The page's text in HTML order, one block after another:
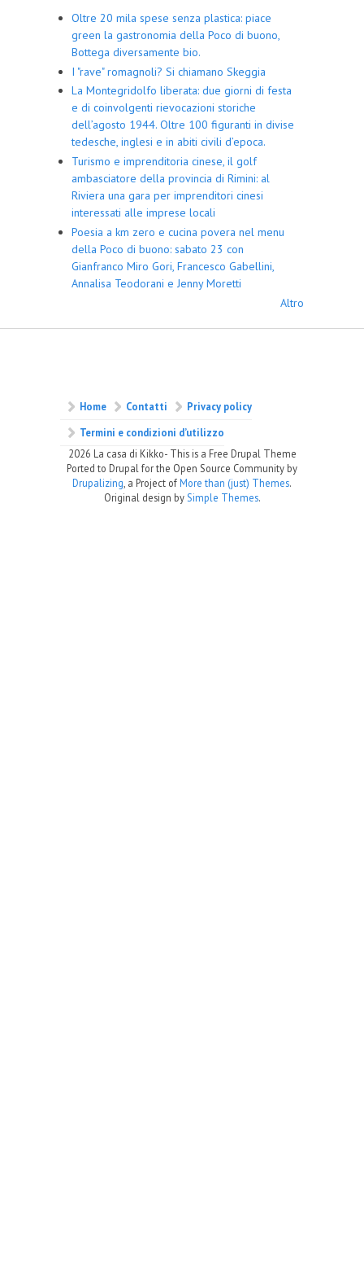
Oltre 20 mila spese senza plastica: piace
green la gastronomia della Poco di buono,
Bottega diversamente bio.
I "rave" romagnoli? Si chiamano Skeggia
La Montegridolfo liberata: due giorni di festa
e di coinvolgenti rievocazioni storiche
dell’agosto 1944. Oltre 100 figuranti in divise
tedesche, inglesi e in abiti civili d’epoca.
Turismo e imprenditoria cinese, il golf
ambasciatore della provincia di Rimini: al
Riviera una gara per imprenditori cinesi
interessati alle imprese locali
Poesia a km zero e cucina povera nel menu
della Poco di buono: sabato 23 con
Gianfranco Miro Gori, Francesco Gabellini,
Annalisa Teodorani e Jenny Moretti
Altro
Home Contatti
Privacy policy
Termini e condizioni d’utilizzo
2026 La casa di Kikko- This is a Free Drupal Theme
Ported to Drupal for the Open Source Community by
Drupalizing, a Project ofMore than (just) Themes.
Original design bySimple Themes.